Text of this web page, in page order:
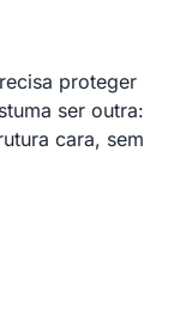
proteger
ser outra:
cara, sem